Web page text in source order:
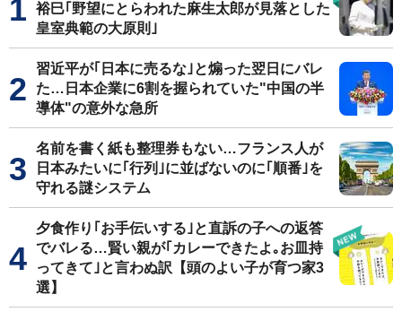
裕巳｢野望にとらわれた麻生太郎が見落とした
皇室典範の大原則｣
習近平が｢日本に売るな｣と煽った翌日にバレ
た…日本企業に6割を握られていた"中国の半
導体"の意外な急所
名前を書く紙も整理券もない…フランス人が
日本みたいに｢行列｣に並ばないのに｢順番｣を
守れる謎システム
夕食作り｢お手伝いする｣と直訴の子への返答
でバレる…賢い親が｢カレーできたよ｡お皿持
ってきて｣と言わぬ訳【頭のよい子が育つ家3
選】